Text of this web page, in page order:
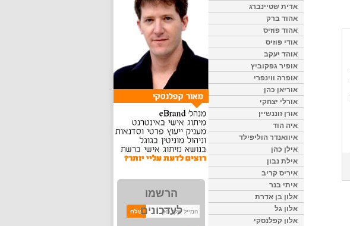
הרשמו
לעדכונים
אדית שטיינברג
אהוד ברק
אהוד פוזיס
אודי פוזיס
אוהד יעקב
אופיר גפקוביץ
אופרה ווינפרי
אוריאן כהן
אורלי יצחקי
אורן זוננשיין
איה הוד
איוואנדר הוליפילד
אילן כהן
אילת נבון
איריס קריב
איתי בנר
אלון בן אדרת
אלון גל
אלון קפלנסקי